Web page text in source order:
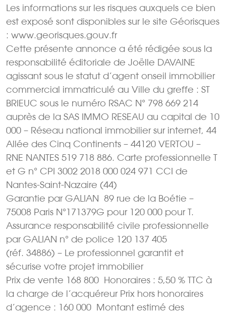
Les informations sur les risques auxquels ce bien
est exposé sont disponibles sur le site Géorisques
: www.georisques.gouv.fr
Cette présente annonce a été rédigée sous la
responsabilité éditoriale de Joëlle DAVAINE
agissant sous le statut d’agent onseil immobilier
commercial immatriculé au Ville du greffe : ST
BRIEUC sous le numéro RSAC N° 798 669 214
auprès de la SAS IMMO RESEAU au capital de 10
000 – Réseau national immobilier sur internet, 44
Allée des Cinq Continents – 44120 VERTOU –
RNE NANTES 519 718 886. Carte professionnelle T
et G n° CPI 3002 2018 000 024 971 CCI de
Nantes-Saint-Nazaire (44)
Garantie par GALIAN  89 rue de la Boétie –
75008 Paris N°171379G pour 120 000 pour T.
Assurance responsabilité civile professionnelle
par GALIAN n° de police 120 137 405
(réf. 34886) – Le professionnel garantit et
sécurise votre projet immobilier
Prix de vente 168 800  Honoraires : 5,50 % TTC à
la charge de l’acquéreur Prix hors honoraires
d’agence : 160 000  Montant estimé des